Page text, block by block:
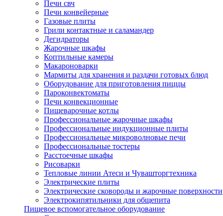
Печи свч
Печи конвейерные
Газовые плиты
Грили контактные и саламандер
Дегидраторы
Жарочные шкафы
Коптильные камеры
Макароноварки
Мармиты для хранения и раздачи готовых блюд
Оборудование для приготовления пиццы
Пароконвектоматы
Печи конвекционные
Пищеварочные котлы
Профессиональные жарочные шкафы
Профессиональные индукционные плиты
Профессиональные микроволновые печи
Профессиональные тостеры
Расстоечные шкафы
Рисоварки
Тепловые линии Атеси и Чувашторгтехника
Электрические плиты
Электрические сковороды и жарочные поверхности
Электрокипятильники для общепита
Пищевое вспомогательное оборудование